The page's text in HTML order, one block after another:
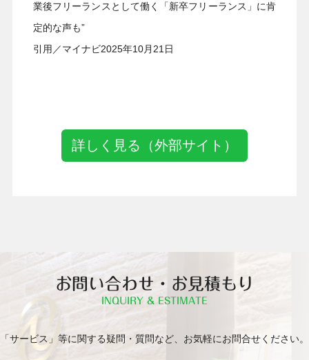
業後フリーランスとして働く「新卒フリーランス」に肯
定的な声も”
引用／マイナビ2025年10月21日
詳しく見る（外部サイト）
お問い合わせ・お見積もり
INQUIRY & ESTIMATE
「サービス」等に関する疑問・質問など、お気軽にお問合せください。